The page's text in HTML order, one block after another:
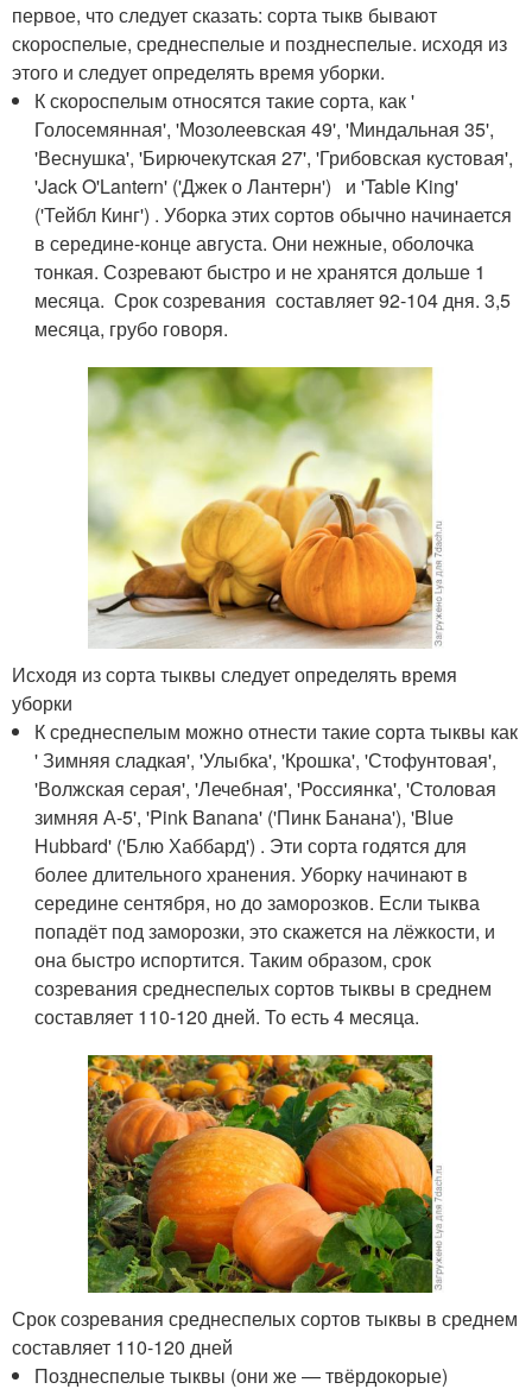
первое, что следует сказать: сорта тыкв бывают
скороспелые, среднеспелые и позднеспелые. исходя из
этого и следует определять время уборки.
К скороспелым относятся такие сорта, как '
Голосемянная', 'Мозолеевская 49', 'Миндальная 35',
'Веснушка', 'Бирючекутская 27', 'Грибовская кустовая',
'Jack O'Lantern' ('Джек о Лантерн') и 'Table King'
('Тейбл Кинг') . Уборка этих сортов обычно начинается
в середине-конце августа. Они нежные, оболочка
тонкая. Созревают быстро и не хранятся дольше 1
месяца. Срок созревания составляет 92-104 дня. 3,5
месяца, грубо говоря.
Исходя из сорта тыквы следует определять время
уборки
К среднеспелым можно отнести такие сорта тыквы как
' Зимняя сладкая', 'Улыбка', 'Крошка', 'Стофунтовая',
'Волжская серая', 'Лечебная', 'Россиянка', 'Столовая
зимняя А-5', 'Pink Banana' ('Пинк Банана'), 'Blue
Hubbard' ('Блю Хаббард') . Эти сорта годятся для
более длительного хранения. Уборку начинают в
середине сентября, но до заморозков. Если тыква
попадёт под заморозки, это скажется на лёжкости, и
она быстро испортится. Таким образом, срок
созревания среднеспелых сортов тыквы в среднем
составляет 110-120 дней. То есть 4 месяца.
Срок созревания среднеспелых сортов тыквы в среднем
составляет 110-120 дней
Позднеспелые тыквы (они же — твёрдокорые)